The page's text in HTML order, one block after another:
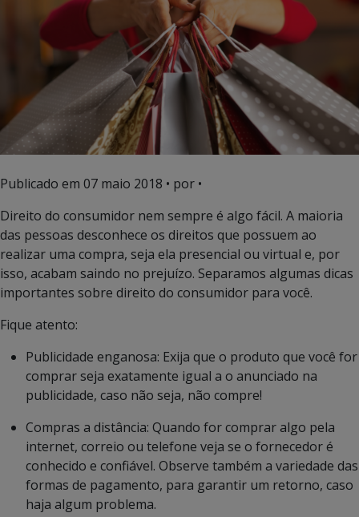
Publicado em 07 maio 2018 • por •
Direito do consumidor nem sempre é algo fácil. A maioria
das pessoas desconhece os direitos que possuem ao
realizar uma compra, seja ela presencial ou virtual e, por
isso, acabam saindo no prejuízo. Separamos algumas dicas
importantes sobre direito do consumidor para você.
Fique atento:
Publicidade enganosa: Exija que o produto que você for
comprar seja exatamente igual a o anunciado na
publicidade, caso não seja, não compre!
Compras a distância: Quando for comprar algo pela
internet, correio ou telefone veja se o fornecedor é
conhecido e confiável. Observe também a variedade das
formas de pagamento, para garantir um retorno, caso
haja algum problema.